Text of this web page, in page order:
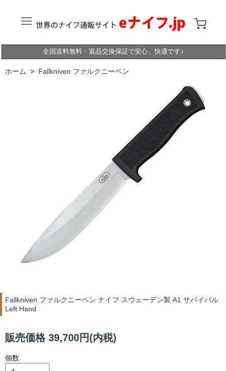
全国送料無料・返品交換保証で安心、快適です♪
ホーム > Fallkniven ファルクニーベン
Fallkniven ファルクニーベン ナイフ スウェーデン製 A1 サバイバル
Left Hand
販売価格 39,700円(内税)
個数